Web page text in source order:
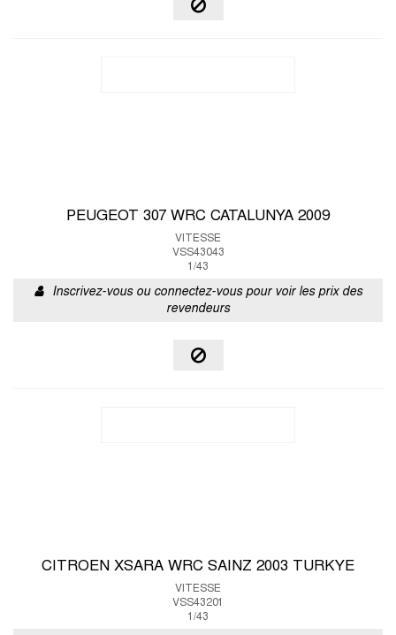
PEUGEOT 307 WRC CATALUNYA 2009
VITESSE
VSS43043
1/43
Inscrivez-vous ou connectez-vous pour voir les prix des
revendeurs
CITROEN XSARA WRC SAINZ 2003 TURKYE
VITESSE
VSS43201
1/43